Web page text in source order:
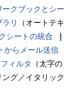
ークブックとシー
リ
（オートテキ
シートの統合
からメール送信
ィルタ
（太字の
グ／イタリック